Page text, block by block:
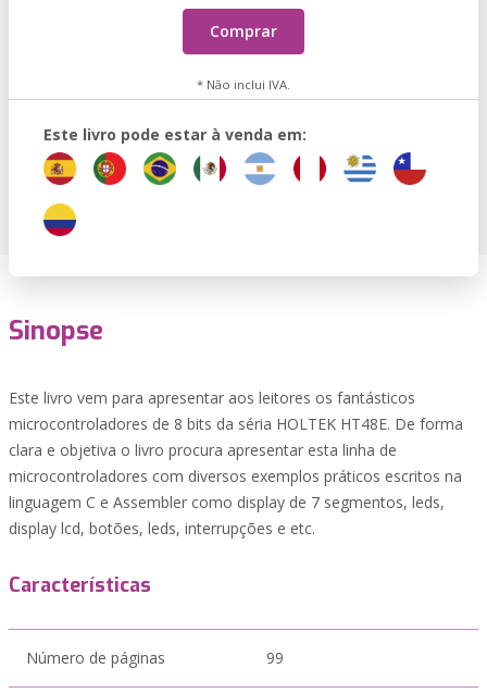
Comprar
* Não inclui IVA.
Este livro pode estar à venda em:
Sinopse
Este livro vem para apresentar aos leitores os fantásticos
microcontroladores de 8 bits da séria HOLTEK HT48E. De forma
clara e objetiva o livro procura apresentar esta linha de
microcontroladores com diversos exemplos práticos escritos na
linguagem C e Assembler como display de 7 segmentos, leds,
display lcd, botões, leds, interrupções e etc.
Características
Número de páginas 99